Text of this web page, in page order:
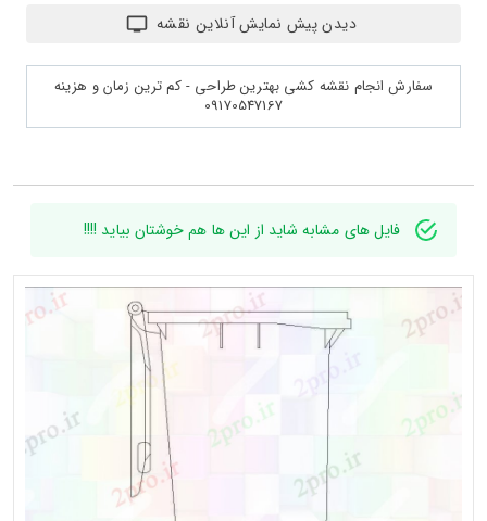
دیدن پیش نمایش آنلاین نقشه
سفارش انجام نقشه کشی بهترین طراحی - کم ترین زمان و هزینه
09170547167
فایل های مشابه شاید از این ها هم خوشتان بیاید !!!!